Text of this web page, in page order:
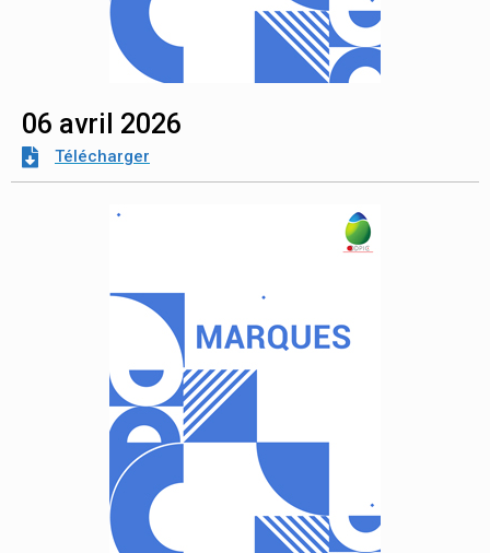
06 avril 2026
Télécharger